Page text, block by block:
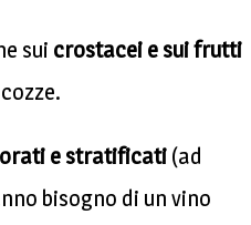
sui crostacei e sui frutti
e stratificati (ad
bisogno di un vino